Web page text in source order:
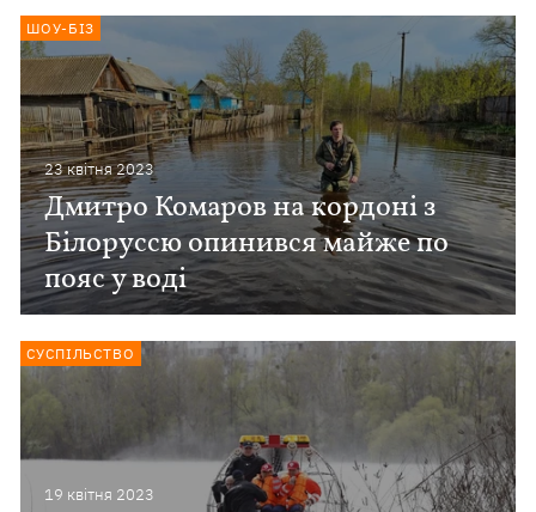
23 квiтня 2023
Дмитро Комаров на кордоні з
Білоруссю опинився майже по
пояс у воді
ШОУ-БІЗ
19 квiтня 2023
СУСПІЛЬСТВО